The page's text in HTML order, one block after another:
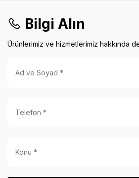
Bilgi Alın
Ürünlerimiz ve hizmetlerimiz hakkında